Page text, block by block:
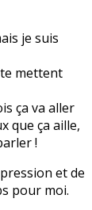
je suis
mettent
ça va aller
que ça aille,
!
et de
pour moi.